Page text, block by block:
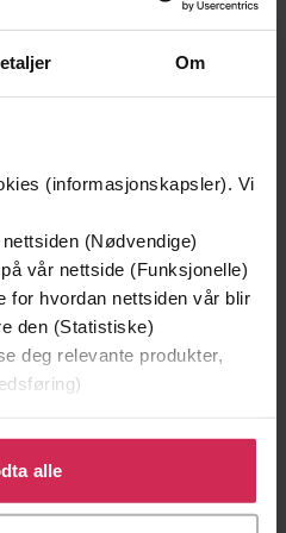
Om
(informasjonskapsler). Vi
(Nødvendige)
vår nettside (Funksjonelle)
for hvordan nettsiden vår blir
den (Statistiske)
deg relevante produkter,
gi oss ditt samtykke til å
formålene. Du kan også
formål ved å klikke
alle
EBOK
Premium